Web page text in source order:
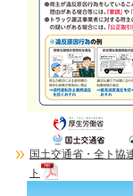
国土交通省・全ト協
ト